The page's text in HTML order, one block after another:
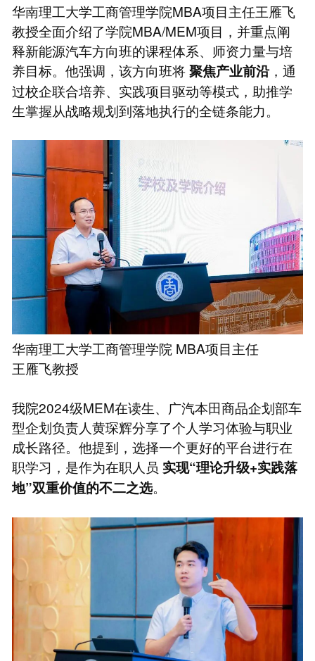
华南理工大学工商管理学院MBA项目主任王雁飞
教授全面介绍了学院MBA/MEM项目，并重点阐
释新能源汽车方向班的课程体系、师资力量与培
养目标。他强调，该方向班将聚焦产业前沿，通
过校企联合培养、实践项目驱动等模式，助推学
生掌握从战略规划到落地执行的全链条能力。
华南理工大学工商管理学院 MBA项目主任
王雁飞教授
我院2024级MEM在读生、广汽本田商品企划部车
型企划负责人黄琛辉分享了个人学习体验与职业
成长路径。他提到，选择一个更好的平台进行在
职学习，是作为在职人员 实现“理论升级+实践落
地”双重价值的不二之选。